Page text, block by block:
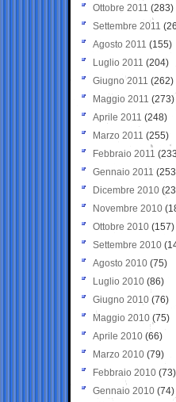
Ottobre 2011 (283)
Settembre 2011
Agosto 2011 (155)
Luglio 2011 (204)
Giugno 2011 (262)
Maggio 2011 (273)
Aprile 2011 (248)
Marzo 2011 (255)
Febbraio 2011
Gennaio 2011
Dicembre 2010
Novembre 2010
Ottobre 2010 (157)
Settembre 2010
Agosto 2010 (75)
Luglio 2010 (86)
Giugno 2010 (76)
Maggio 2010 (75)
Aprile 2010 (66)
Marzo 2010 (79)
Febbraio 2010 (73)
Gennaio 2010 (74)